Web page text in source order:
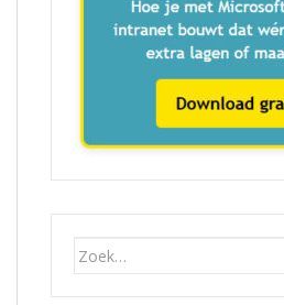
Zoek